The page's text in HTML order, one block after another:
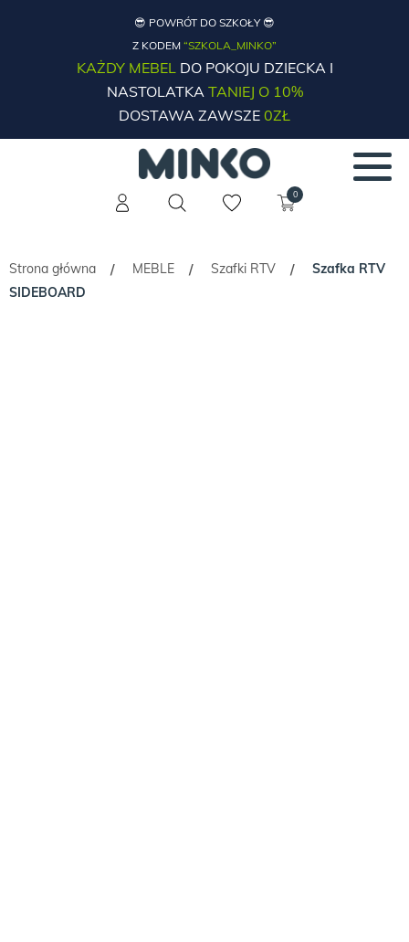
😎 POWRÓT DO SZKOŁY 😎
Z KODEM “SZKOLA_MINKO”
KAŻDY MEBELDO POKOJU DZIECKA I
NASTOLATKATANIEJ O 10%
DOSTAWA ZAWSZE 0ZŁ
0
Strona główna / MEBLE / Szafki RTV /
Szafka RTV
SIDEBOARD